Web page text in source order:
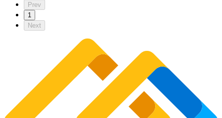
Prev
1
Next